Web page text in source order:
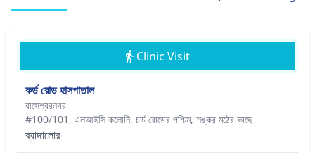
Clinic Visit
কর্ড রোড হাসপাতাল
বাসেশ্বরনগর
#100/101, এলআইসি কলোনি, চর্ড রোডের পশ্চিম, শঙ্কর মঠের কাছে
ব্যাঙ্গালোর